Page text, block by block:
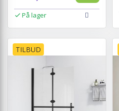
På lager
TILBUD